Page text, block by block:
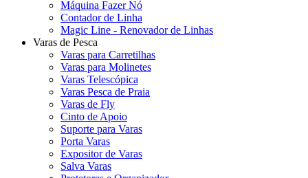
Máquina Fazer Nó
Contador de Linha
Magic Line - Renovador de Linhas
Varas de Pesca
Varas para Carretilhas
Varas para Molinetes
Varas Telescópica
Varas Pesca de Praia
Varas de Fly
Cinto de Apoio
Suporte para Varas
Porta Varas
Expositor de Varas
Salva Varas